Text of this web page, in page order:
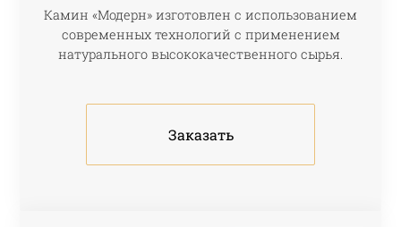
Камин «Модерн» изготовлен с использованием
современных технологий с применением
натурального высококачественного сырья.
Заказать